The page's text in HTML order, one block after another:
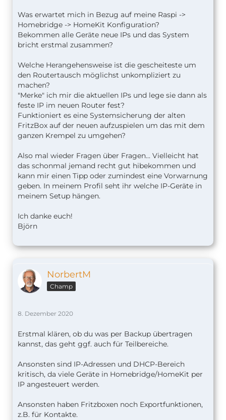
Was erwartet mich in Bezug auf meine Raspi ->
Homebridge -> HomeKit Konfiguration?
Bekommen alle Geräte neue IPs und das System
bricht erstmal zusammen?
Welche Herangehensweise ist die gescheiteste um
den Routertausch möglichst unkompliziert zu
machen?
"Merke" ich mir die aktuellen IPs und lege sie dann als
feste IP im neuen Router fest?
Funktioniert es eine Systemsicherung der alten
FritzBox auf der neuen aufzuspielen um das mit dem
ganzen Krempel zu umgehen?
Also mal wieder Fragen über Fragen... Vielleicht hat
das schonmal jemand recht gut hibekommen und
kann mir einen Tipp oder zumindest eine Vorwarnung
geben. In meinem Profil seht ihr welche IP-Geräte in
meinem Setup hängen.
Ich danke euch!
Björn
NorbertM
Champ
8. Dezember 2020
Erstmal klären, ob du was per Backup übertragen
kannst, das geht ggf. auch für Teilbereiche.
Ansonsten sind IP-Adressen und DHCP-Bereich
kritisch, da viele Geräte in Homebridge/HomeKit per
IP angesteuert werden.
Ansonsten haben Fritzboxen noch Exportfunktionen,
z.B. für Kontakte.